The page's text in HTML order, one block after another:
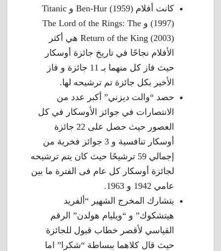
كانت أفلام Ben-Hur (1959) و Titanic
(1997) و The Lord of the Rings: The
Return of the King (2003) هي أكثر
الأفلام نجاحًا في تاريخ جائزة أوسكار
حيث فاز كل منهما بـ 11 جائزة و فاز
الأخير بكل جائزة تم ترشيحه لها.
حصد “والت ديزني” أكبر عدد من
الانتصارات في جوائز الأوسكار في كل
العصور حيث حصل على 22 جائزة
أوسكار تنافسية و 3 جوائز فخرية من
إجمالي 59 ترشيحًا حيث كان يتم ترشيحه
لجائزة أوسكار كل عام فى الفترة ما بين
عامي 1942 و 1963.
يتشارك المخرج الشهير “ألفريد
هيتشكوك” و “ويليام هولدن” الرقم
القياسي لأقصر خطاب قبول للجائزة
حيث قال كلاهما ببساطة “شكرا” اما